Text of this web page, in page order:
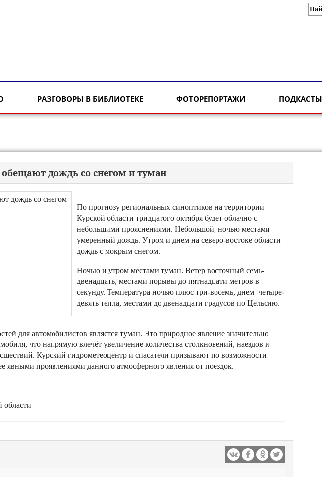
РАЗГОВОРЫ В БИБЛИОТЕКЕ ФОТОРЕПОРТАЖИ ПОДКАСТЫ
обещают дождь со снегом и туман
По прогнозу региональных синоптиков на территории
Курской области тридцатого октября будет облачно с
небольшими прояснениями. Небольшой, ночью местами
умеренный дождь. Утром и днем на северо-востоке области
дождь с мокрым снегом.
Ночью и утром местами туман. Ветер восточный семь-
двенадцать, местами порывы до пятнадцати метров в
секунду. Температура ночью плюс три-восемь, днем четыре-
девять тепла, местами до двенадцати градусов по Цельсию.
для автомобилистов является туман. Это природное явление значительно
что напрямую влечёт увеличение количества столкновений, наездов и
Курский гидрометеоцентр и спасатели призывают по возможности
явными проявлениями данного атмосферного явления от поездок.